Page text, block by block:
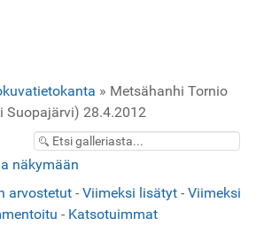
» Metsähanhi Tornio
Suopajärvi) 28.4.2012
näkymään
arvostetut- Viimeksi lisätyt- Viimeksi
- Katsotuimmat